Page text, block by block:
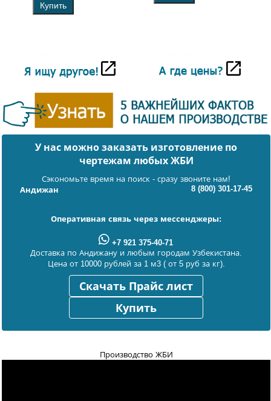
Купить
У нас можно заказать изготовление по
чертежам любых ЖБИ
Сэкономьте время на поиск - сразу звоните нам!
Андижан
8 (800) 301-17-45
Оперативная связь через мессенджеры:
+7 921 375-40-71
Доставка по Андижану и любым городам Узбекистана.
Цена от 10000 рублей за 1 м3 ( от 5 руб за кг).
Скачать Прайс лист
Купить
Производство ЖБИ